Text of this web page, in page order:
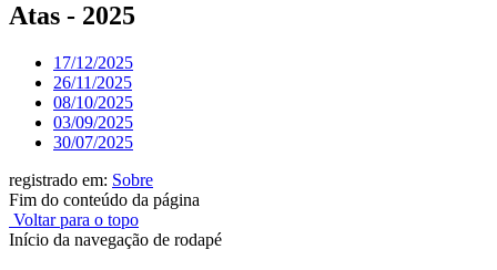
Atas - 2025
17/12/2025
26/11/2025
08/10/2025
03/09/2025
30/07/2025
registrado em: Sobre
Fim do conteúdo da página
Voltar para o topo
Início da navegação de rodapé